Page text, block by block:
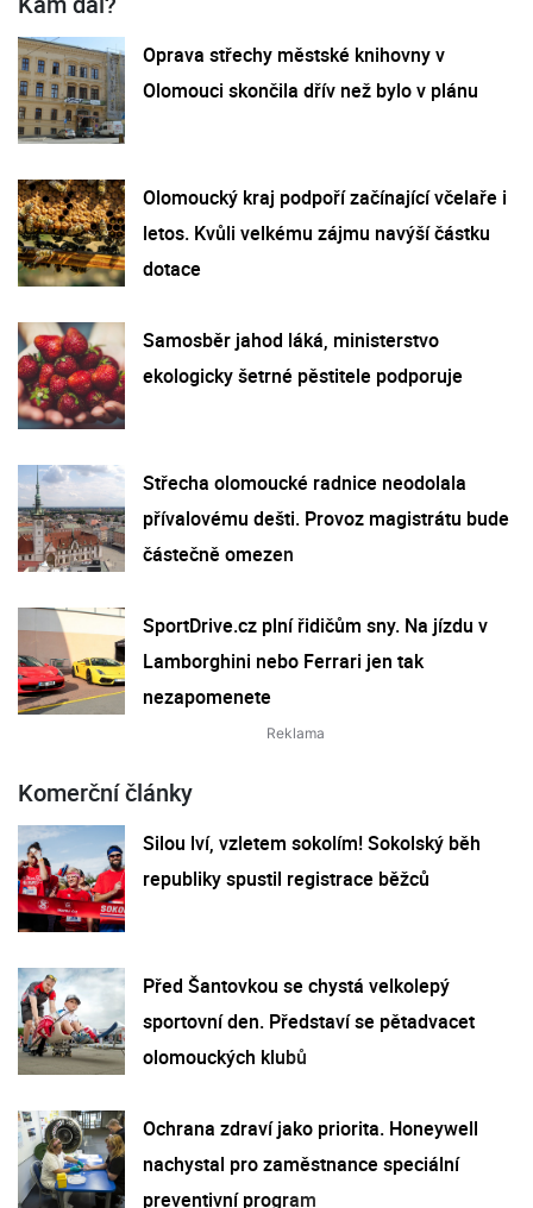
Oprava střechy městské knihovny v
Olomouci skončila dřív než bylo v plánu
Olomoucký kraj podpoří začínající včelaře i
letos. Kvůli velkému zájmu navýší částku
dotace
Samosběr jahod láká, ministerstvo
ekologicky šetrné pěstitele podporuje
Střecha olomoucké radnice neodolala
přívalovému dešti. Provoz magistrátu bude
částečně omezen
SportDrive.cz plní řidičům sny. Na jízdu v
Lamborghini nebo Ferrari jen tak
nezapomenete
Komerční články
Silou lví, vzletem sokolím! Sokolský běh
republiky spustil registrace běžců
Před Šantovkou se chystá velkolepý
sportovní den. Představí se pětadvacet
olomouckých klubů
Ochrana zdraví jako priorita. Honeywell
nachystal pro zaměstnance speciální
preventivní program